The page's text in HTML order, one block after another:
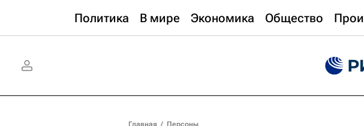
Политика В мире Экономика Общество
Главная / Персоны